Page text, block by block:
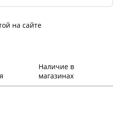
на сайте
Наличие в
магазинах